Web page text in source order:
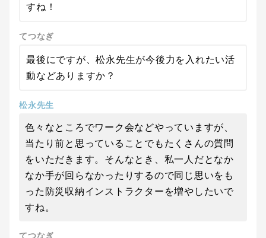
すね！
てつなぎ
最後にですが、松永先生が今後力を入れたい活
動などありますか？
松永先生
色々なところでワーク会などやっていますが、
当たり前と思っていることでもたくさんの質問
をいただきます。そんなとき、私一人だとなか
なか手が回らなかったりするので同じ思いをも
った防災収納インストラクターを増やしたいで
すね。
てつなぎ